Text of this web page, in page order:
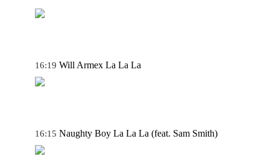
16:19 Will Armex La La La
16:15 Naughty Boy La La La (feat. Sam Smith)